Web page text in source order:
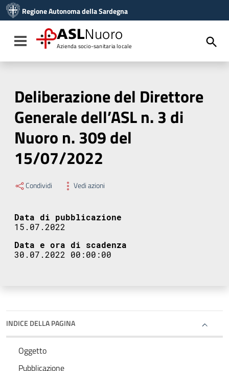
Vai al menu di navigazione
Vai al footer
Regione Autonoma della Sardegna
Toggle navigation
ASLNuoro
Azienda socio-sanitaria locale
Deliberazione del Direttore
Generale dell’ASL n. 3 di
Nuoro n. 309 del
15/07/2022
Condividi Vedi azioni
Data di pubblicazione
15.07.2022
Data e ora di scadenza
30.07.2022 00:00:00
INDICE DELLA PAGINA
Oggetto
Pubblicazione